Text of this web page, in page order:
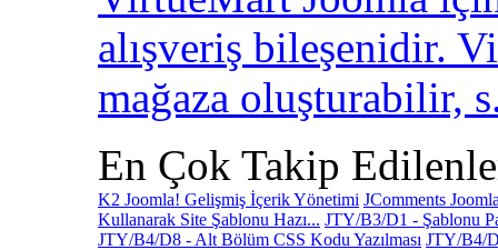
alışveriş bileşenidir.
mağaza oluşturabilir,
En Çok Takip
K2 Joomla! Gelişmiş İçerik Yönetimi JComments
Kullanarak Site Şablonu Hazı... JTY/B3/D1 - Şablonu
JTY/B4/D8 - Alt Bölüm CSS Kodu Yazılması JTY/B4/